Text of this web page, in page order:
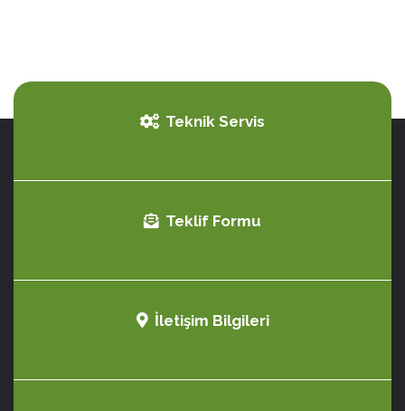
Teknik Servis
Teklif Formu
İletişim Bilgileri